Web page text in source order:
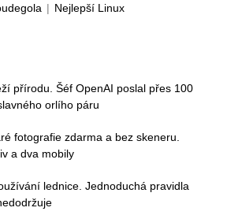
| Nejlepší Linux
přírodu. Šéf OpenAI poslal přes 100
orlího páru
fotografie zdarma a bez skeneru.
a dva mobily
lednice. Jednoduchá pravidla